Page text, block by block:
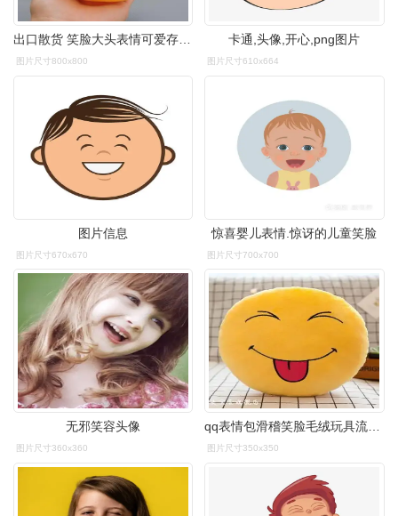
图片尺寸800x800
卡通,头像,开心,png图片
图片尺寸610x664
图片信息
图片尺寸670x670
惊喜婴儿表情.惊讶的儿童笑脸
图片尺寸700x700
无邪笑容头像
图片尺寸360x360
qq表情包滑稽笑脸毛绒玩具流汗黄豆抱枕一qq表情包表情抱枕毛绒玩具
图片尺寸350x350